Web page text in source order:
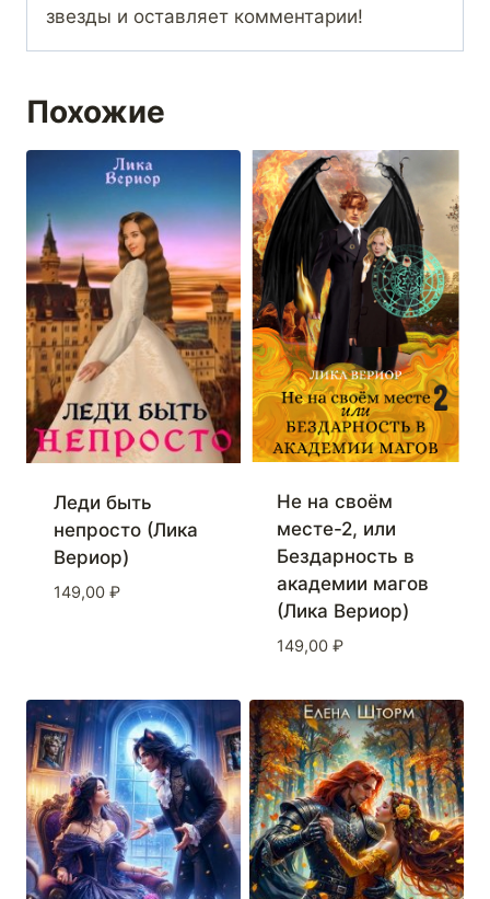
звезды и оставляет комментарии!
Похожие
Леди быть
непросто (Лика
Вериор)
149,00 ₽
Не на своём
месте-2, или
Бездарность в
академии магов
(Лика Вериор)
149,00 ₽